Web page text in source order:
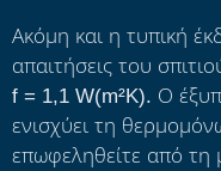
Ακόμη και η τυπική
απαιτήσεις του
f = 1,1 W(m²K). Ο
ενισχύει τη
επωφεληθείτε από τη